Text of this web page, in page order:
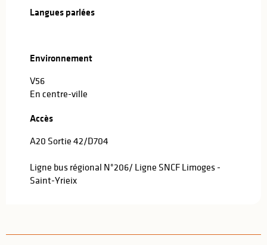
Langues parlées
Langues parlées
Environnement
Environnement
V56
En centre-ville
Accès
Accès
A20 Sortie 42/D704
Ligne bus régional N°206/ Ligne SNCF Limoges -
Saint-Yrieix